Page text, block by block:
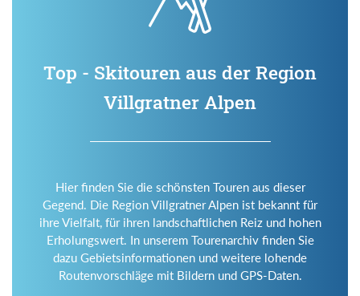
Top - Skitouren aus der Region
Villgratner Alpen
Hier finden Sie die schönsten Touren aus dieser
Gegend. Die Region Villgratner Alpen ist bekannt für
ihre Vielfalt, für ihren landschaftlichen Reiz und hohen
Erholungswert. In unserem Tourenarchiv finden Sie
dazu Gebietsinformationen und weitere lohende
Routenvorschläge mit Bildern und GPS-Daten.